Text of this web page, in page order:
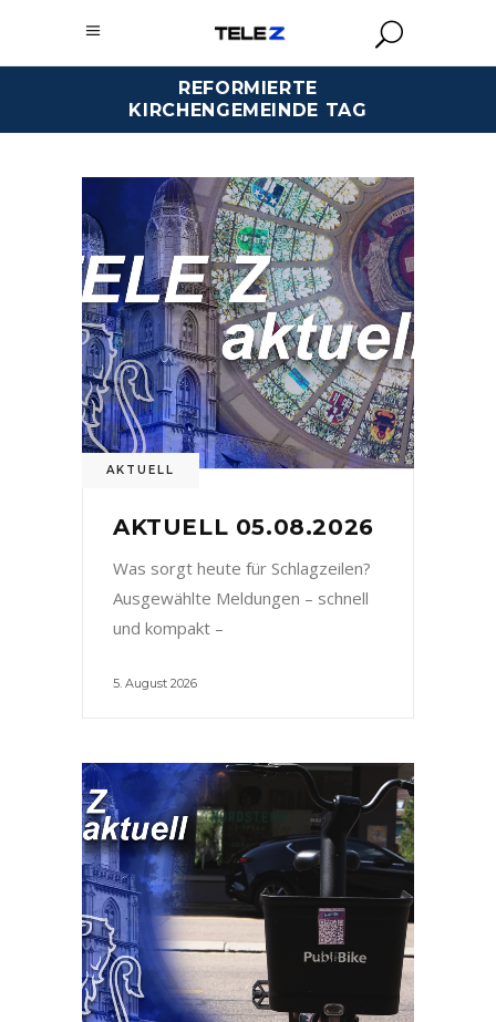
REFORMIERTE
KIRCHENGEMEINDE TAG
AKTUELL
AKTUELL 05.08.2026
Was sorgt heute für Schlagzeilen?
Ausgewählte Meldungen – schnell
und kompakt –
5. August 2026